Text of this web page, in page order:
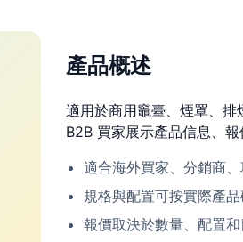
產品概述
適用於商用竈臺、煙罩、
B2B 買家展示產品信息、報
適合海外買家、分銷商
規格與配置可按實際產
報價取決於數量、配置